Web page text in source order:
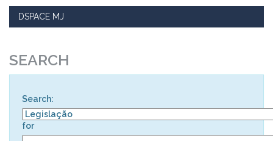
DSPACE MJ
SEARCH
Search:
for